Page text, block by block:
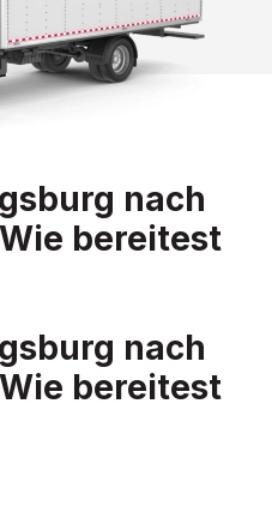
nach
bereitest
nach
bereitest